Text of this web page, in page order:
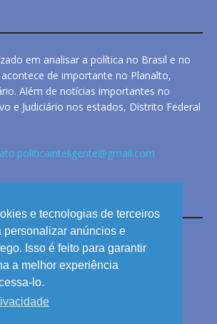
e tecnologias de terceiros
personalizar anúncios e
Isso é feito para garantir
a melhor experiência
lo.
em analisar a política no Brasil e no
de importante no Planalto,
Além de notícias importantes no
e Judiciário nos estados, Distrito Federal